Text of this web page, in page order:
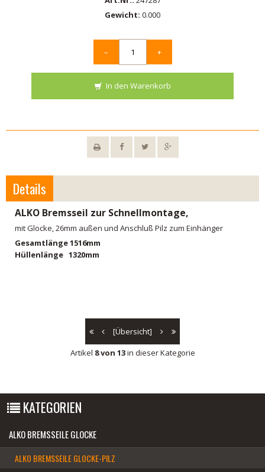
Gewicht: 0.000
– +
In den Warenkorb
Details
ALKO Bremsseil zur Schnellmontage,
mit Glocke, 26mm außen und Anschluß Pilz zum Einhänger
Gesamtlänge 1516mm
Hüllenlänge 1320mm
[Übersicht]
Artikel 8 von 13in dieser Kategorie
KATEGORIEN
ALKO BREMSSEILE GLOCKE
ALKO BREMSSEILE GLOCKE-PILZ